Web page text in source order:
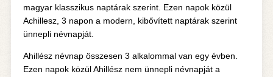
magyar klasszikus naptárak szerint. Ezen napok közül
Achillesz, 3 napon a modern, kibővített naptárak szerint
ünnepli névnapját.
Ahillész névnap összesen 3 alkalommal van egy évben.
Ezen napok közül Ahillész nem ünnepli névnapját a